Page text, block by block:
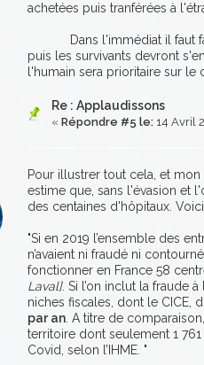
achetées puis tranférées à
Dans l'immédiat il faut
puis les survivants devront
l'humain sera prioritaire sur le
Re : Applaudissons
« Répondre #5 le: 14 Avril
Pour illustrer tout cela, et
estime que, sans l'évasion et
des centaines d'hôpitaux.
"Si en 2019 l’ensemble des
n’avaient ni fraudé ni
fonctionner en France 58
Laval]. Si l’on inclut la fraude
niches fiscales, dont le CICE,
par an . A titre de
territoire dont seulement 1
Covid, selon l’IHME. "